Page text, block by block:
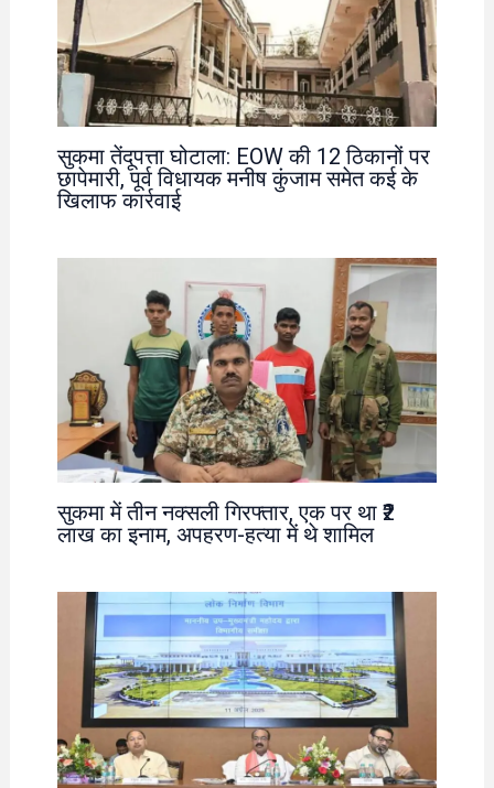
सुकमा तेंदूपत्ता घोटाला: EOW की 12 ठिकानों पर
छापेमारी, पूर्व विधायक मनीष कुंजाम समेत कई के
खिलाफ कार्रवाई
सुकमा में तीन नक्सली गिरफ्तार, एक पर था ₹2
लाख का इनाम, अपहरण-हत्या में थे शामिल